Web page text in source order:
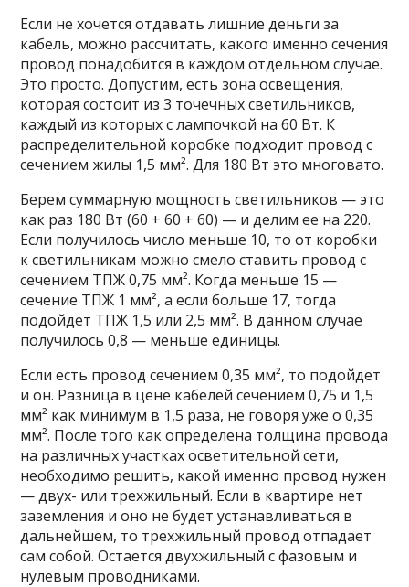
Если не хочется отдавать лишние деньги за
кабель, можно рассчитать, какого именно сечения
провод понадобится в каждом отдельном случае.
Это просто. Допустим, есть зона освещения,
которая состоит из 3 точечных светильников,
каждый из которых с лампочкой на 60 Вт. К
распределительной коробке подходит провод с
сечением жилы 1,5 мм². Для 180 Вт это многовато.
Берем суммарную мощность светильников — это
как раз 180 Вт (60 + 60 + 60) — и делим ее на 220.
Если получилось число меньше 10, то от коробки
к светильникам можно смело ставить провод с
сечением ТПЖ 0,75 мм². Когда меньше 15 —
сечение ТПЖ 1 мм², а если больше 17, тогда
подойдет ТПЖ 1,5 или 2,5 мм². В данном случае
получилось 0,8 — меньше единицы.
Если есть провод сечением 0,35 мм², то подойдет
и он. Разница в цене кабелей сечением 0,75 и 1,5
мм² как минимум в 1,5 раза, не говоря уже о 0,35
мм². После того как определена толщина провода
на различных участках осветительной сети,
необходимо решить, какой именно провод нужен
— двух- или трехжильный. Если в квартире нет
заземления и оно не будет устанавливаться в
дальнейшем, то трехжильный провод отпадает
сам собой. Остается двухжильный с фазовым и
нулевым проводниками.